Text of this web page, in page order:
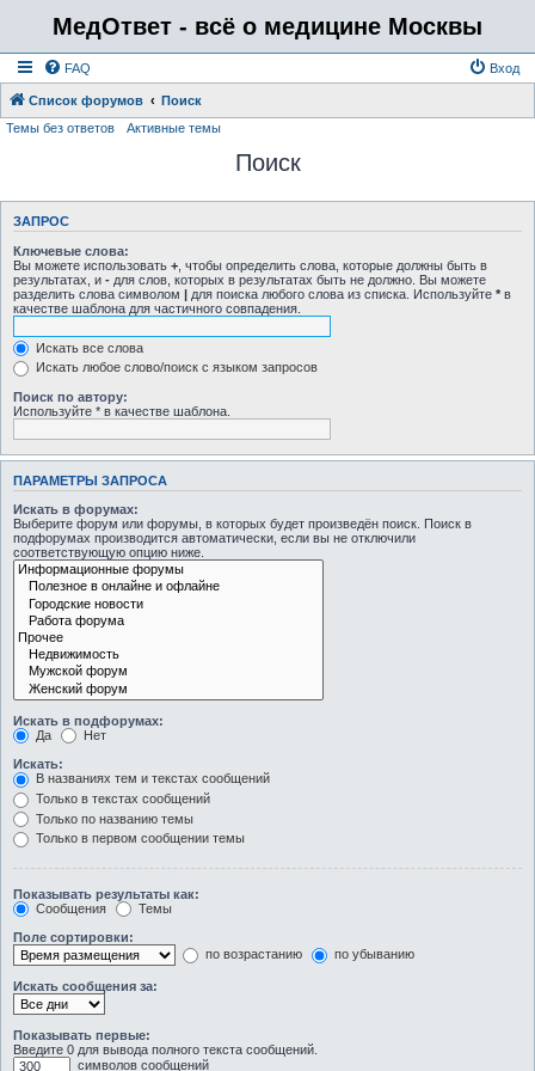
МедОтвет - всё о медицине Москвы
FAQ Вход
Список форумов
Поиск
Темы без ответов
Активные темы
Поиск
ЗАПРОС
Ключевые слова:
Вы можете использовать + , чтобы определить слова, которые должны быть в
результатах, и - для слов, которых в результатах быть не должно. Вы можете
разделить слова символом | для поиска любого слова из списка. Используйте * в
качестве шаблона для частичного совпадения.
Искать все слова
Искать любое слово/поиск с языком запросов
Поиск по автору:
Используйте * в качестве шаблона.
ПАРАМЕТРЫ ЗАПРОСА
Искать в форумах:
Выберите форум или форумы, в которых будет произведён поиск. Поиск в
подфорумах производится автоматически, если вы не отключили
соответствующую опцию ниже.
Искать в подфорумах:
Да
Нет
Искать:
В названиях тем и текстах сообщений
Только в текстах сообщений
Только по названию темы
Только в первом сообщении темы
Показывать результаты как:
Сообщения
Темы
Поле сортировки:
по возрастанию
по убыванию
Искать сообщения за:
Показывать первые:
Введите 0 для вывода полного текста сообщений.
символов сообщений